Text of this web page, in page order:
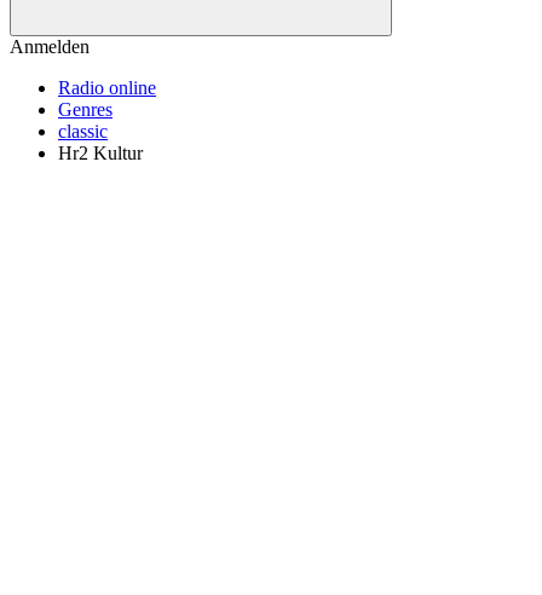
Anmelden
Radio online
Genres
classic
Hr2 Kultur